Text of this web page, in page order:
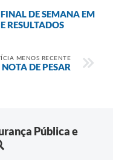
DE SEMANA EM
RESULTADOS
MENOS RECENTE
NOTA DE PESAR
Pública e